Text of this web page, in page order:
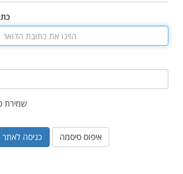
שמירת
איפוס סיסמה